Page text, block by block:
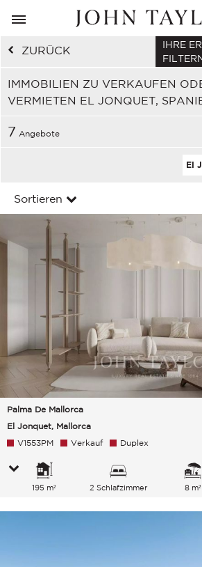
ZURÜCK
IMMOBILIEN ZU VERKAUFEN
VERMIETEN EL JONQUET,
IHRE
7 Angebote
El
Sortieren
Palma De Mallorca
El Jonquet, Mallorca
V1553PM Verkauf Duplex
195 m² 2 Schlafzimmer 8 m²